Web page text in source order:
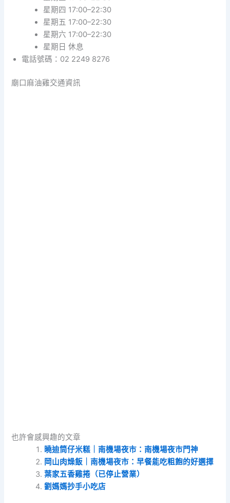
星期四 17:00–22:30
星期五 17:00–22:30
星期六 17:00–22:30
星期日 休息
電話號碼：02 2249 8276
廟口麻油雞交通資訊
也許會感興趣的文章
曉迪筒仔米糕｜南機場夜市：南機場夜市門神
岡山肉燥飯｜南機場夜市：早餐能吃粗飽的好選擇
葉家五香雞捲（已停止營業）
劉媽媽抄手小吃店